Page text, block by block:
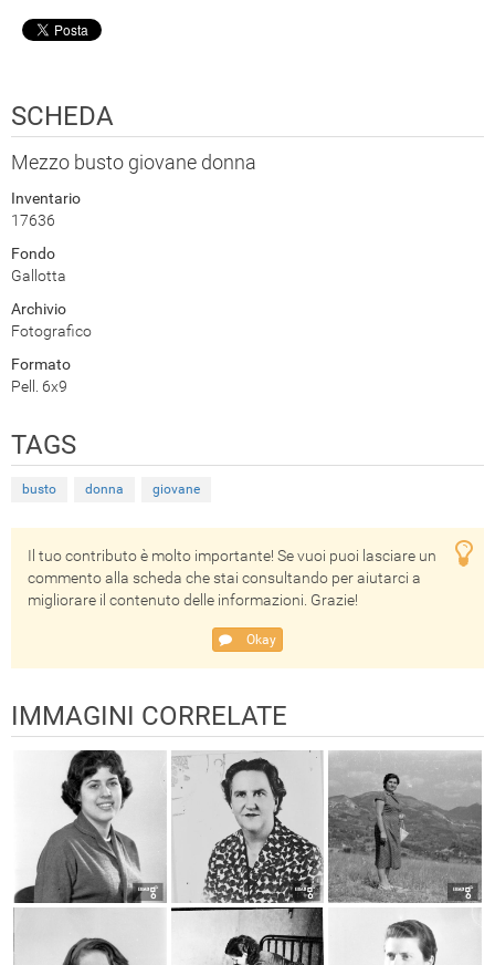
SCHEDA
Mezzo busto giovane donna
Inventario
17636
Fondo
Gallotta
Archivio
Fotografico
Formato
Pell. 6x9
TAGS
busto donna giovane
Il tuo contributo è molto importante! Se vuoi puoi lasciare un
commento alla scheda che stai consultando per aiutarci a
migliorare il contenuto delle informazioni. Grazie!
Okay
IMMAGINI CORRELATE